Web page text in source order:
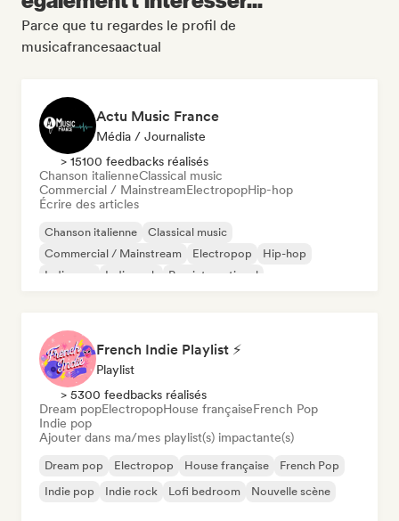
Parce que tu regardes le profil de
musicafrancesaactual
Actu Music France
Média / Journaliste
> 15100 feedbacks réalisés
Chanson italienneClassical music
Commercial / MainstreamElectropopHip-hop
Écrire des articles
Chanson italienne
Classical music
Commercial / Mainstream
Electropop
Hip-hop
Indie pop
Indie rock Pop international
French Indie Playlist ⚡
Playlist
> 5300 feedbacks réalisés
Dream popElectropopHouse françaiseFrench Pop
Indie pop
Ajouter dans ma/mes playlist(s) impactante(s)
Dream pop Electropop House française
French Pop
Indie pop
Indie rock Lofi bedroom Nouvelle scène